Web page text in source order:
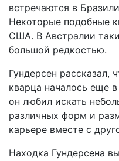
встречаются в
Некоторые подобные
США. В Австралии
большой редкостью.
Гундерсен рассказал,
кварца началось еще
он любил искать
различных форм и
карьере вместе с
Находка Гундерсена